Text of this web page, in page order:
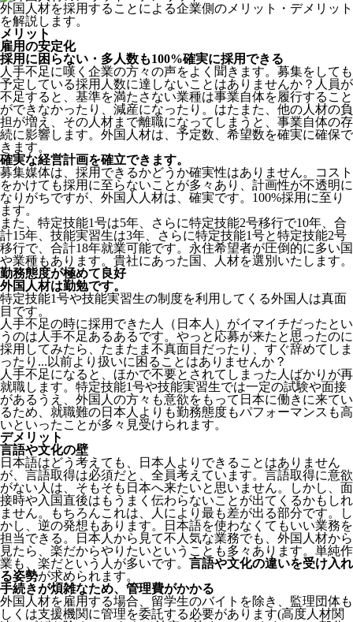
外国人材を採用することによる企業側のメリット・デメリット
を解説します。
メリット
雇用の安定化
採用に困らない・多人数も100%確実に採用できる
人手不足に嘆く企業の方々の声をよく聞きます。募集をしても
予定している採用人数に達しないことはありませんか？人員が
不足すると、基準を満たさない業種は事業自体を履行すること
ができなかったり、減産になったり。はたまた、他の人材の負
担が増え、その人材まで離職になってしまうと、事業自体の存
続に影響します。 外国人材は、予定数、希望数を確実に確保で
きます。
確実な経営計画を確立できます。
募集媒体は、採用できるかどうか確実性はありません。コスト
をかけても採用に至らないことが多々あり、計画性が不透明に
なりがちですが、外国人人材は、確実です。100%採用に至り
ます。
また、特定技能1号は5年、さらに特定技能2号移行で10年、合
計15年、技能実習生は3年、さらに特定技能1号と特定技能2号
移行で、合計18年就業可能です。永住希望者が圧倒的に多い国
や業種もあります。貴社にあった国、人材を選別いたします。
勤務態度が極めて良好
外国人材は勤勉です。
特定技能1号や技能実習生の制度を利用してくる外国人は真面
目 です。
人手不足の時に採用できた人（日本人）がイマイチだったとい
うのは人手不足あるあるです。やっと応募が来たと思ったのに
採用してみたら、たまたま不真面目だったり、すぐ辞めてしま
ったり...以前より扱いに困ることはありませんか？
人手不足になると、ほかで不要とされてしまった人ばかりが再
就職します。特定技能1号や技能実習生では一定の試験や面接
があるうえ、外国人の方々も意欲をもって日本に働きに来てい
るため、就職難の日本人よりも勤務態度もパフォーマンスも高
いといったことが多々見受けられます。
デメリット
言語や文化の壁
日本語はどう考えても、日本人よりできることはありません
が、言語取得は必須だと、全員考えています。言語取得に意欲
がない人は、そもそも日本へ来たいと思いません。しかし、面
接時や入国直後はもうまく伝わらないことが出てくるかもしれ
ません。
もちろんこれは、人により最も差が出る部分です。し
かし、逆の発想もあります。日本語を使わなくてもいい業務を
担当できる。日本人から見て不人気な業務でも、外国人材から
見たら、楽だからやりたいということも多々あります。単純作
業も、楽だという人が多いです。 言語や文化の違いを受け入れ
る姿勢が求められます。
手続きが煩雑なため、管理費がかかる
外国人材を雇用する場合、留学生のバイトを除き、 監理団体も
しくは支援機関に管理を委託する必要があります(高度人材関